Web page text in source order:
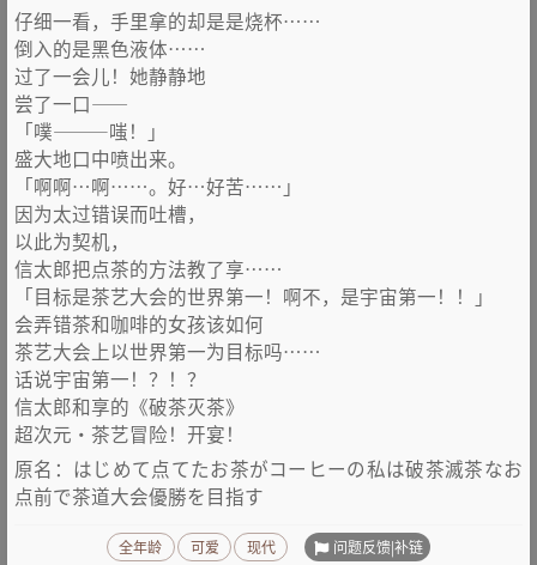
仔细一看，手里拿的却是是烧杯……
倒入的是黑色液体……
过了一会儿！她静静地
尝了一口——
「噗———嗤！」
盛大地口中喷出来。
「啊啊…啊……。好…好苦……」
因为太过错误而吐槽，
以此为契机，
信太郎把点茶的方法教了享……
「目标是茶艺大会的世界第一！啊不，是宇宙第一！！」
会弄错茶和咖啡的女孩该如何
茶艺大会上以世界第一为目标吗……
话说宇宙第一！？！？
信太郎和享的《破茶灭茶》
超次元·茶艺冒险！开宴！
原名：はじめて点てたお茶がコーヒーの私は破茶滅茶なお
点前で茶道大会優勝を目指す
全年龄 可爱 现代 问题反馈|补链